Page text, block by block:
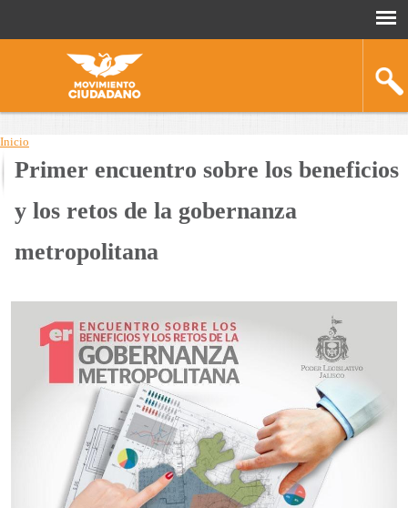
You
are
Inicio
Primer encuentro sobre los beneficios
y los retos de la gobernanza
metropolitana